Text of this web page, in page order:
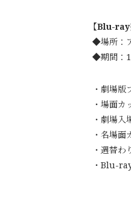
【Blu-ray
◆場所：
◆期間：
・劇場
・場面カ
・劇場
・名場
・週替
・Blu-